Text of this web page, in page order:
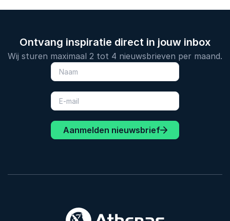
Ontvang inspiratie direct in jouw inbox
Wij sturen maximaal 2 tot 4 nieuwsbrieven per maand.
Aanmelden nieuwsbrief